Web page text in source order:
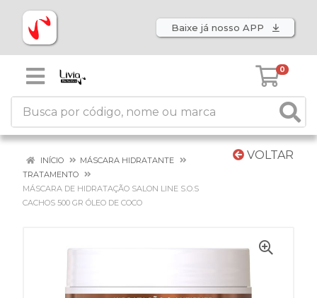
Baixe já nosso APP
0
VOLTAR
INÍCIO
MÁSCARA HIDRATANTE
TRATAMENTO
MÁSCARA DE HIDRATAÇÃO SALON LINE S.O.S
CACHOS 500 GR ÓLEO DE COCO